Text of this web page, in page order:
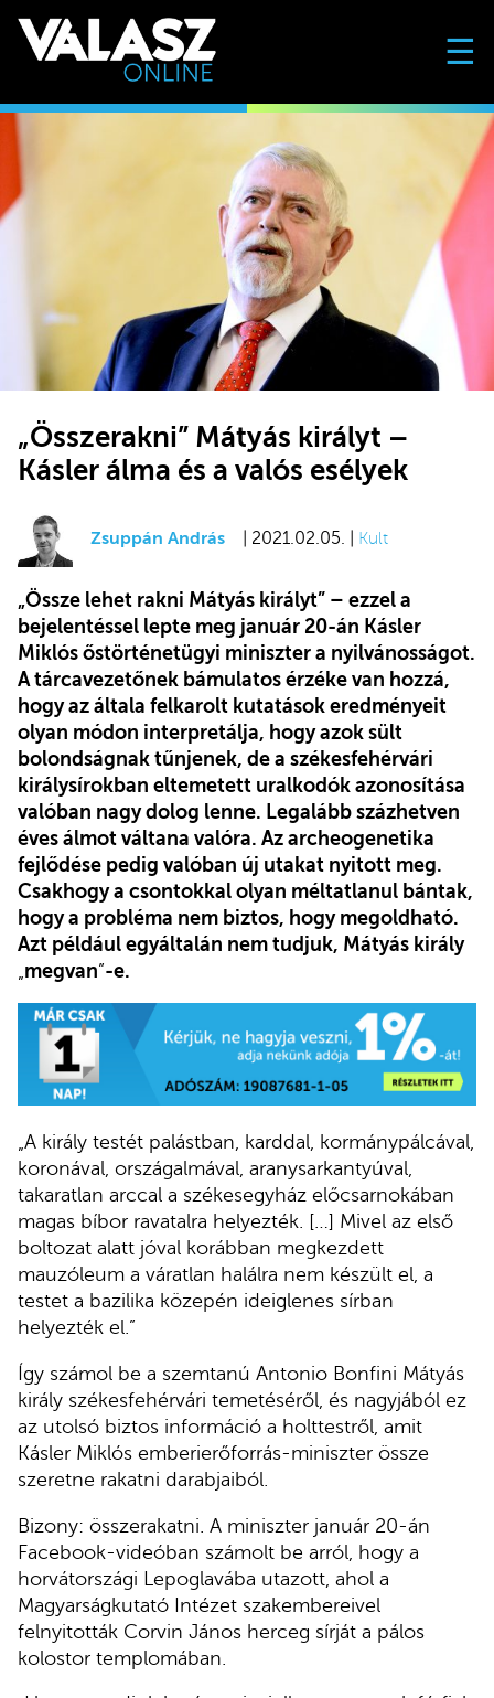
☰
„Összerakni” Mátyás királyt –
Kásler álma és a valós esélyek
Zsuppán András | 2021.02.05. | Kult
„Össze lehet rakni Mátyás királyt” – ezzel a
bejelentéssel lepte meg január 20-án Kásler
Miklós őstörténetügyi miniszter a nyilvánosságot.
A tárcavezetőnek bámulatos érzéke van hozzá,
hogy az általa felkarolt kutatások eredményeit
olyan módon interpretálja, hogy azok sült
bolondságnak tűnjenek, de a székesfehérvári
királysírokban eltemetett uralkodók azonosítása
valóban nagy dolog lenne. Legalább százhetven
éves álmot váltana valóra. Az archeogenetika
fejlődése pedig valóban új utakat nyitott meg.
Csakhogy a csontokkal olyan méltatlanul bántak,
hogy a probléma nem biztos, hogy megoldható.
Azt például egyáltalán nem tudjuk, Mátyás király
megvan”-e.
„A király testét palástban, karddal, kormánypálcával,
koronával, országalmával, aranysarkantyúval,
takaratlan arccal a székesegyház előcsarnokában
magas bíbor ravatalra helyezték. […] Mivel az első
boltozat alatt jóval korábban megkezdett
mauzóleum a váratlan halálra nem készült el, a
testet a bazilika közepén ideiglenes sírban
helyezték el.”
Így számol be a szemtanú Antonio Bonfini Mátyás
király székesfehérvári temetéséről, és nagyjából ez
az utolsó biztos információ a holttestről, amit
Kásler Miklós emberierőforrás-miniszter össze
szeretne rakatni darabjaiból.
Bizony: összerakatni. A miniszter január 20-án
Facebook-videóban számolt be arról, hogy a
horvátországi Lepoglavába utazott, ahol a
Magyarságkutató Intézet szakembereivel
felnyitották Corvin János herceg sírját a pálos
kolostor templomában.